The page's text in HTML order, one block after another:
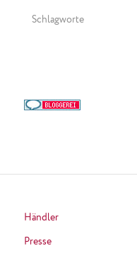
Schlagworte
Händler
Presse